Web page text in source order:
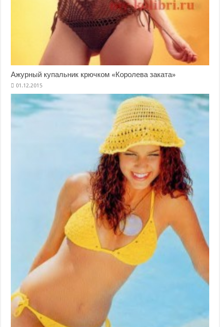
Ажурный купальник крючком «Королева заката»